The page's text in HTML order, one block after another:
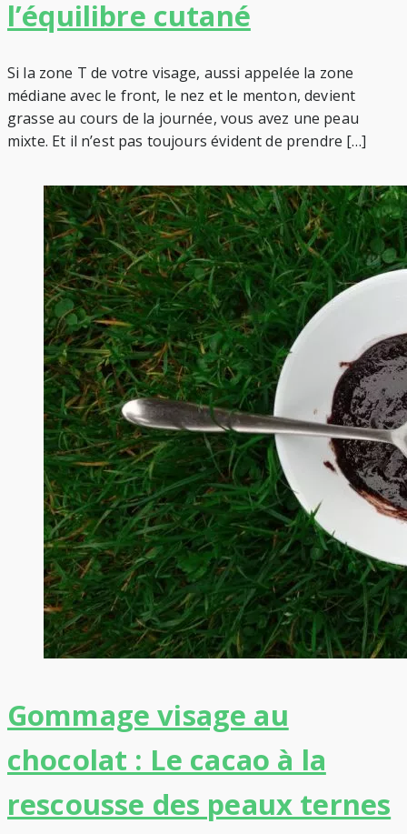
l’équilibre cutané
Si la zone T de votre visage, aussi appelée la zone
médiane avec le front, le nez et le menton, devient
grasse au cours de la journée, vous avez une peau
mixte. Et il n’est pas toujours évident de prendre […]
Gommage visage au
chocolat : Le cacao à la
rescousse des peaux ternes